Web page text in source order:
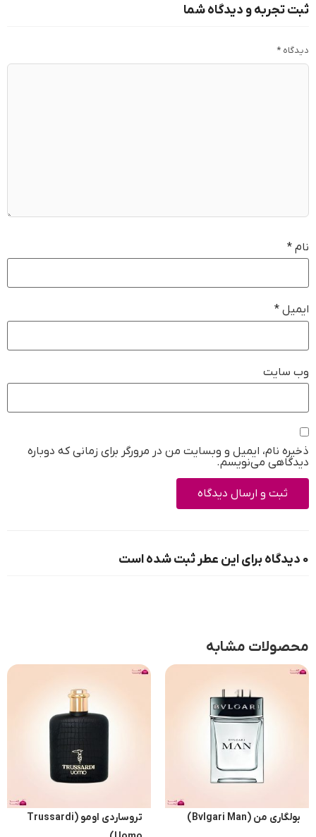
ثبت تجربه و دیدگاه شما
دیدگاه *
نام *
ایمیل *
وب‌ سایت
ذخیره نام، ایمیل و وبسایت من در مرورگر برای زمانی که دوباره
دیدگاهی می‌نویسم.
0 دیدگاه برای این عطر ثبت شده است
محصولات مشابه
بولگاری من (Bvlgari Man)
تروساردی اومو (Trussardi